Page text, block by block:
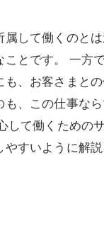
して働くのと
とです。 一方
、お客さまと
、この仕事な
して働くための
すいように解